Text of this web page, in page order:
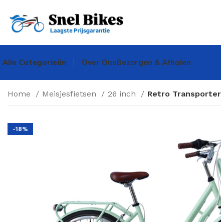
Alle Categorieën Over OnsBezorgen & Afhalen
Home Meisjesfietsen 26 inch Retro
-18%